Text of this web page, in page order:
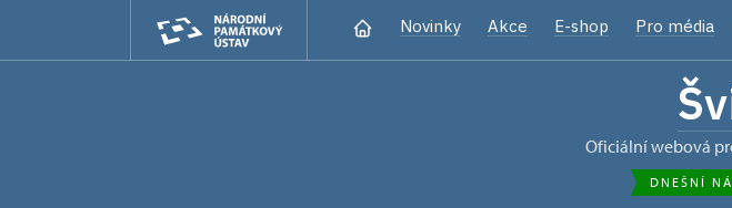
Novinky Akce E-shop Pro média
oficiální webová
DNEŠNÍ